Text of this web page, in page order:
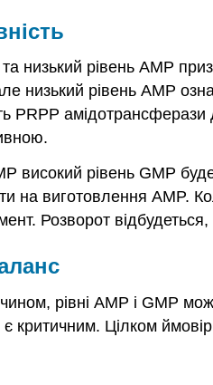
низький рівень AMP
низький рівень AMP
PRPP
високий рівень GMP
на виготовлення AMP.
Розворот відбудеться,
рівні AMP і GMP
є критичним. Цілком